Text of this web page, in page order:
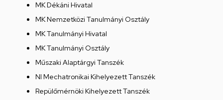
MK Dékáni Hivatal
MK Nemzetközi Tanulmányi Osztály
MK Tanulmányi Hivatal
MK Tanulmányi Osztály
Műszaki Alaptárgyi Tanszék
NI Mechatronikai Kihelyezett Tanszék
Repülőmérnöki Kihelyezett Tanszék